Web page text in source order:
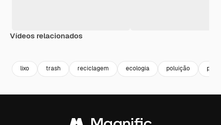
Vídeos relacionados
lixo trash reciclagem ecologia poluição